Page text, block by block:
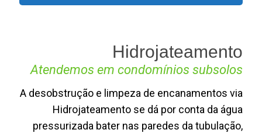
Hidrojateamento
Atendemos em condomínios subsolos
A desobstrução e limpeza de encanamentos via
Hidrojateamento se dá por conta da água
pressurizada bater nas paredes da tubulação,